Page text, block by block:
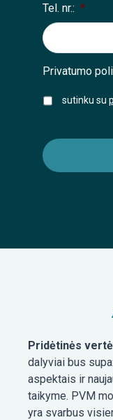
Tel. nr.: *
Privatumo
sutinku su
Pridėtinės
dalyviai bus
aspektais ir
taikyme. PVM
yra svarbus